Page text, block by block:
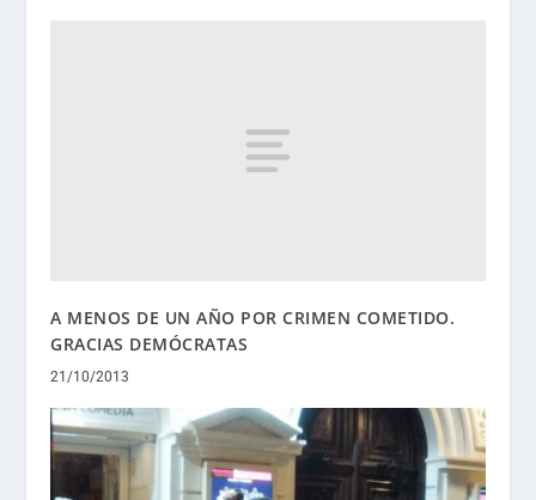
A MENOS DE UN AÑO POR CRIMEN COMETIDO.
GRACIAS DEMÓCRATAS
21/10/2013